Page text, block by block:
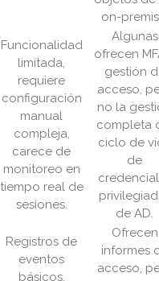
on-
Funcionalidad
limitada,
requiere
configuración
manual
compleja,
carece de
monitoreo en
tiempo real de
sesiones.
Algunas
ofrecen
gestión
acceso,
no la
completa
ciclo de
de
de AD.
Registros de
eventos
básicos,
Ofrecen
informes
acceso,